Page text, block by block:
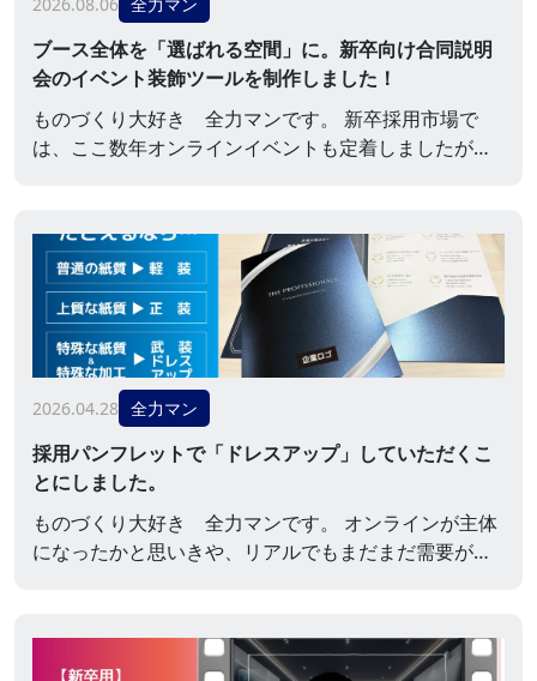
ブース全体を「選ばれる空間」に。新卒向け合同説明
会のイベント装飾ツールを制作しました！
ものづくり大好き 全力マンです。 新卒採用市場で
は、ここ数年オンラインイベントも定着しましたが、
ています。そんな中で重要になるのが、**「ブースの
第一印象」**です。 数十社、多いときには100社以上
が並ぶ会場では、学生は数秒で「この会社、ちょっと
話を聞いてみようかな」を判断しています。そのた
め、イベン...
2026.04.28 全力マン
採用パンフレットで「ドレスアップ」していただくこ
とにしました。
ものづくり大好き 全力マンです。 オンラインが主体
になったかと思いきや、リアルでもまだまだ需要がな
て闘っている企業様へは、常に「どうドレスアップし
ていただくか」を念頭に企画・提案しております。今